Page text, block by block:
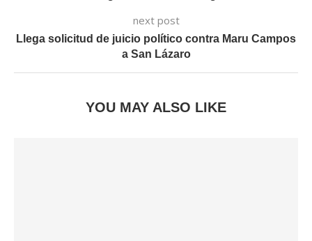
next post
Llega solicitud de juicio político contra Maru Campos
a San Lázaro
YOU MAY ALSO LIKE